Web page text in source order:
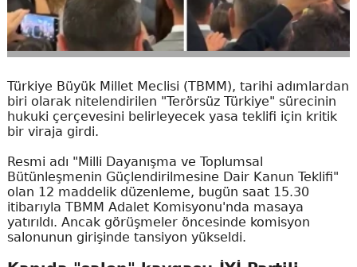
Türkiye Büyük Millet Meclisi (TBMM), tarihi adımlardan
biri olarak nitelendirilen "Terörsüz Türkiye" sürecinin
hukuki çerçevesini belirleyecek yasa teklifi için kritik
bir viraja girdi.
Resmi adı "Milli Dayanışma ve Toplumsal
Bütünleşmenin Güçlendirilmesine Dair Kanun Teklifi"
olan 12 maddelik düzenleme, bugün saat 15.30
itibarıyla TBMM Adalet Komisyonu'nda masaya
yatırıldı. Ancak görüşmeler öncesinde komisyon
salonunun girişinde tansiyon yükseldi.